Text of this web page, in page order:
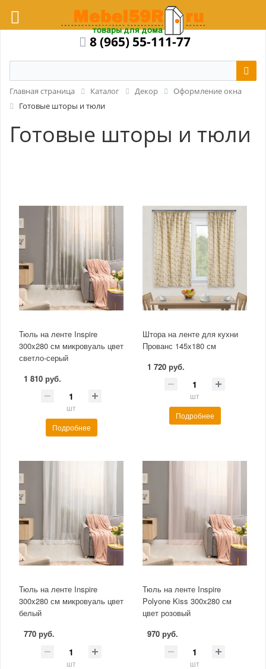
8 (965) 55-111-77
Главная страница Каталог Декор
Оформление окна
Готовые шторы и тюли
Готовые шторы и тюли
Тюль на ленте Inspire
300x280 см микровуаль цвет
светло-серый
1 810 руб.
шт
Подробнее
Штора на ленте для кухни
Прованс 145x180 см
1 720 руб.
шт
Подробнее
Тюль на ленте Inspire
300x280 см микровуаль цвет
белый
770 руб.
шт
Тюль на ленте Inspire
Polyone Kiss 300x280 см
цвет розовый
970 руб.
шт